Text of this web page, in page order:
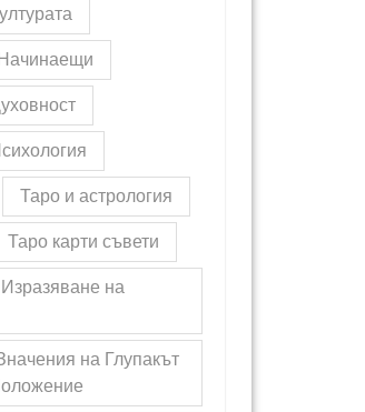
Таро и астрология
Таро карти съвети
на
на Глупакът